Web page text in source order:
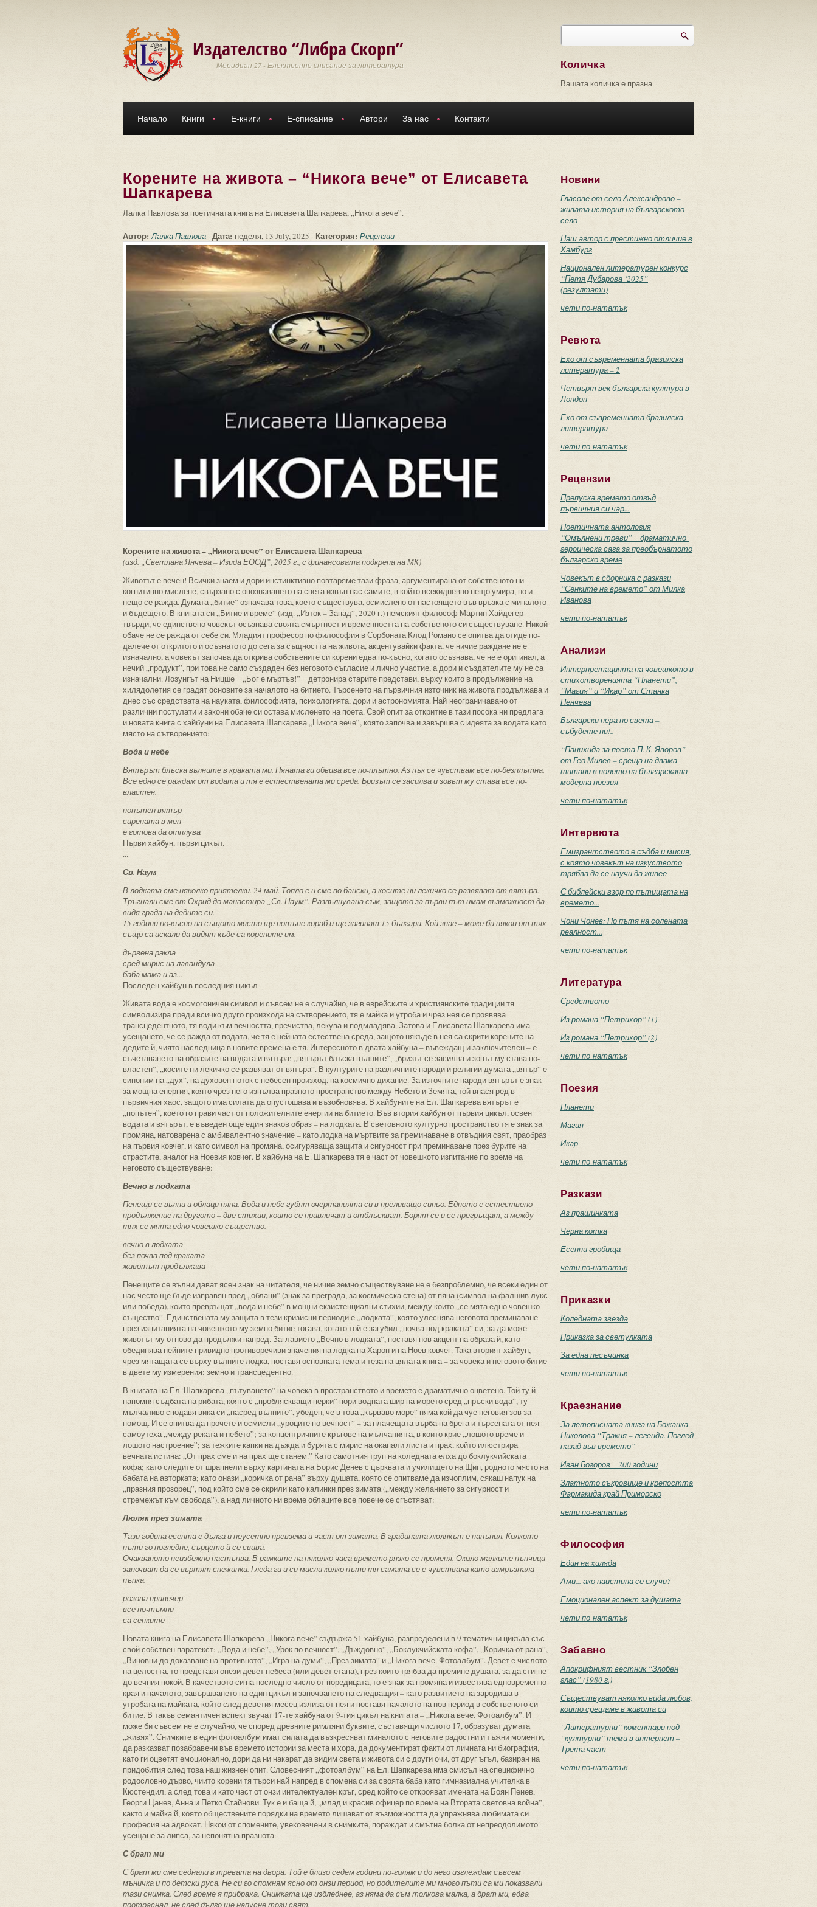
Издателство “Либра Скорп”
Меридиан 27 - Електронно списание за литература
Търси
Количка
Вашата количка е празна
Начало Книги Е-книги Е-списание Автори За нас Контакти
Корените на живота – “Никога вече” от Елисавета
Шапкарева
Лалка Павлова за поетичната книга на Елисавета Шапкарева, „Никога вече”.
Автор:Лалка Павлова Дата: неделя, 13 July, 2025 Категория: Рецензии
Корените на живота – „Никога вече” от Елисавета Шапкарева
(изд. „Светлана Янчева – Изида ЕООД”, 2025 г., с финансовата подкрепа на МК)
Животът е вечен! Всички знаем и дори инстинктивно повтаряме тази фраза, аргументирана от собственото ни
когнитивно мислене, свързано с опознаването на света извън нас самите, в който всекидневно нещо умира, но и
нещо се ражда. Думата „битие” означава това, което съществува, осмислено от настоящето във връзка с миналото
и бъдещето. В книгата си „Битие и време” (изд. „Изток – Запад”, 2020 г.) немският философ Мартин Хайдегер
твърди, че единствено човекът осъзнава своята смъртност и временността на собственото си съществуване. Никой
обаче не се ражда от себе си. Младият професор по философия в Сорбоната Клод Романо се опитва да отиде по-
далече от откритото и осъзнатото до сега за същността на живота, акцентувайки факта, че ничие раждане не е
изначално, а човекът започва да открива собствените си корени едва по-късно, когато осъзнава, че не е оригинал, а
нечий „продукт”, при това не само създаден без неговото съгласие и лично участие, а дори и създателите му не са
изначални. Лозунгът на Ницше – „Бог е мъртъв!” – детронира старите представи, върху които в продължение на
хилядолетия се градят основите за началото на битието. Търсенето на първичния източник на живота продължава и
днес със средствата на науката, философията, психологията, дори и астрономията. Най-неограничавано от
различни постулати и закони обаче си остава мисленето на поета. Свой опит за откритие в тази посока ни предлага
и новата книга с хайбуни на Елисавета Шапкарева „Никога вече”, която започва и завършва с идеята за водата като
място на сътворението:
Вода и небе
Вятърът блъска вълните в краката ми. Пяната ги обвива все по-плътно. Аз пък се чувствам все по-безплътна.
Все едно се раждам от водата и тя е естествената ми среда. Бризът се засилва и зовът му става все по-
властен.
попътен вятър
сирената в мен
е готова да отплува
Първи хайбун, първи цикъл.
...
Св. Наум
В лодката сме няколко приятелки. 24 май. Топло е и сме по бански, а косите ни лекичко се развяват от вятъра.
Тръгнали сме от Охрид до манастира „Св. Наум”. Развълнувана съм, защото за първи път имам възможност да
видя града на дедите си.
15 години по-късно на същото място ще потъне кораб и ще загинат 15 българи. Кой знае – може би някои от тях
също са искали да видят къде са корените им.
дървена ракла
сред мирис на лавандула
баба мама и аз...
Последен хайбун в последния цикъл
Живата вода е космогоничен символ и съвсем не е случайно, че в еврейските и християнските традиции тя
символизира преди всичко друго произхода на сътворението, тя е майка и утроба и чрез нея се проявява
трансцедентното, тя води към вечността, пречиства, лекува и подмладява. Затова и Елисавета Шапкарева има
усещането, че се ражда от водата, че тя е нейната естествена среда, защото някъде в нея са скрити корените на
дедите й, чиято наследница в новите времена е тя. Интересното в двата хайбуна – въвеждащ и заключителен – е
съчетаването на образите на водата и вятъра: „вятърът блъска вълните”, „бризът се засилва и зовът му става по-
властен”, „косите ни лекичко се развяват от вятъра”. В културите на различните народи и религии думата „вятър” е
синоним на „дух”, на духовен поток с небесен произход, на космично дихание. За източните народи вятърът е знак
за мощна енергия, която чрез него изпълва празното пространство между Небето и Земята, той внася ред в
първичния хаос, защото има силата да опустошава и възобновява. В хайбуните на Ел. Шапкарева вятърът е
„попътен”, което го прави част от положителните енергии на битието. Във втория хайбун от първия цикъл, освен
водата и вятърът, е въведен още един знаков образ – на лодката. В световното културно пространство тя е знак за
промяна, натоварена с амбивалентно значение – като лодка на мъртвите за преминаване в отвъдния свят, праобраз
на първия ковчег, и като символ на промяна, осигуряваща защита и сигурност при преминаване през бурите на
страстите, аналог на Ноевия ковчег. В хайбуна на Е. Шапкарева тя е част от човешкото изпитание по време на
неговото съществуване:
Вечно в лодката
Пенещи се вълни и облаци пяна. Вода и небе губят очертанията си в преливащо синьо. Едното е естествено
продължение на другото – две стихии, които се привличат и отблъскват. Борят се и се прегръщат, а между
тях се мята едно човешко същество.
вечно в лодката
без почва под краката
животът продължава
Пенещите се вълни дават ясен знак на читателя, че ничие земно съществуване не е безпроблемно, че всеки един от
нас често ще бъде изправян пред „облаци” (знак за преграда, за космическа стена) от пяна (символ на фалшив лукс
или победа), които превръщат „вода и небе” в мощни екзистенциални стихии, между които „се мята едно човешко
същество”. Единствената му защита в тези кризисни периоди е „лодката”, която улеснява неговото преминаване
през изпитанията на човешкото му земно битие тогава, когато той е загубил „почва под краката” си, за да може
животът му отново да продължи напред. Заглавието „Вечно в лодката”, поставя нов акцент на образа й, като
обединява нейните привидно противоречиви значения на лодка на Харон и на Ноев ковчег. Така вторият хайбун,
чрез мятащата се върху вълните лодка, поставя основната тема и теза на цялата книга – за човека и неговото битие
в двете му измерения: земно и трансцедентно.
В книгата на Ел. Шапкарева „пътуването” на човека в пространството и времето е драматично оцветено. Той ту й
напомня съдбата на рибата, която с „пробляскващи перки” пори водната шир на морето сред „пръски вода”, ту
мълчаливо сподавя вика си „насред вълните”, убеден, че в това „кърваво море” няма кой да чуе неговия зов за
помощ. И се опитва да прочете и осмисли „уроците по вечност” – за плачещата върба на брега и търсената от нея
самоутеха „между реката и небето”; за концентричните кръгове на мълчанията, в които крие „лошото време и
лошото настроение”; за тежките капки на дъжда и бурята с мирис на окапали листа и прах, който илюстрира
вечната истина: „От прах сме и на прах ще станем.” Като самотния труп на коледната елха до боклукчийската
кофа; като следите от шрапнели върху картината на Борис Денев с църквата и училището на Щип, родното място на
бабата на авторката; като онази „коричка от рана” върху душата, която се опитваме да изчоплим, сякаш напук на
„празния прозорец”, под който сме се скрили като калинки през зимата („между желанието за сигурност и
стремежът към свобода”), а над личното ни време облаците все повече се сгъстяват:
Люляк през зимата
Тази година есента е дълга и неусетно превзема и част от зимата. В градината люлякът е напъпил. Колкото
пъти го погледне, сърцето й се свива.
Очакваното неизбежно настъпва. В рамките на няколко часа времето рязко се променя. Около малките пъпчици
започват да се въртят снежинки. Гледа ги и си мисли колко пъти тя самата се е чувствала като измръзнала
пъпка.
розова привечер
все по-тъмни
са сенките
Новата книга на Елисавета Шапкарева „Никога вече” съдържа 51 хайбуна, разпределени в 9 тематични цикъла със
свой собствен паратекст: „Вода и небе”, „Урок по вечност”, „Дъждовно”, „Боклукчийската кофа”, „Коричка от рана”,
„Виновни до доказване на противното”, „Игра на думи”, „През зимата” и „Никога вече. Фотоалбум”. Девет е числото
на целостта, то представя онези девет небеса (или девет етапа), през които трябва да премине душата, за да стигне
до вечния покой. В качеството си на последно число от поредицата, то е знак за промяна и известява едновременно
края и началото, завършването на един цикъл и започването на следващия – като развитието на зародиша в
утробата на майката, който след деветия месец излиза от нея и поставя началото на нов период в собственото си
битие. В такъв семантичен аспект звучат 17-те хайбуна от 9-тия цикъл на книгата – „Никога вече. Фотоалбум”. И
може би съвсем не е случайно, че според древните римляни буквите, съставящи числото 17, образуват думата
„живях”. Снимките в един фотоалбум имат силата да възкресяват миналото с неговите радостни и тъжни моменти,
да разказват позабравени във времето истории за места и хора, да документират факти от личната ни биография,
като ги оцветят емоционално, дори да ни накарат да видим света и живота си с други очи, от друг ъгъл, базиран на
придобития след това наш жизнен опит. Словесният „фотоалбум” на Ел. Шапкарева има смисъл на специфично
родословно дърво, чиито корени тя търси най-напред в спомена си за своята баба като гимназиална учителка в
Кюстендил, а след това и като част от онзи интелектуален кръг, сред който се открояват имената на Боян Пенев,
Георги Цанев, Анна и Петко Стайнови. Тук е и баща й, „млад и красив офицер по време на Втората световна война”,
както и майка й, която обществените порядки на времето лишават от възможността да упражнява любимата си
професия на адвокат. Някои от спомените, увековечени в снимките, пораждат и смътна болка от непреодолимото
усещане за липса, за непонятна празнота:
С брат ми
С брат ми сме седнали в тревата на двора. Той е близо седем години по-голям и до него изглеждам съвсем
мъничка и по детски руса. Не си го спомням ясно от онзи период, но родителите ми много пъти са ми показвали
тази снимка. След време я прибраха. Снимката ще избледнее, аз няма да съм толкова малка, а брат ми, едва
поотраснал, не след дълго ще напусне този свят.
Новини
Гласове от село Александрово –
живата история на българското
село
Наш автор с престижно отличие в
Хамбург
Национален литературен конкурс
“Петя Дубарова ‘2025”
(резултати)
чети по-нататък
Ревюта
Ехо от съвременната бразилска
литература – 2
Четвърт век българска култура в
Лондон
Ехо от съвременната бразилска
литература
чети по-нататък
Рецензии
Препуска времето отвъд
първичния си чар...
Поетичната антология
“Омълнени треви” – драматично-
героическа сага за преобърнатото
българско време
Човекът в сборника с разкази
“Сенките на времето” от Милка
Иванова
чети по-нататък
Анализи
Интерпретацията на човешкото в
стихотворенията “Планети”,
“Магия” и “Икар” от Станка
Пенчева
Български пера по света –
събудете ни!..
“Панихида за поета П. К. Яворов”
от Гео Милев – среща на двама
титани в полето на българската
модерна поезия
чети по-нататък
Интервюта
Емигрантството е съдба и мисия,
с която човекът на изкуството
трябва да се научи да живее
С библейски взор по пътищата на
времето...
Чони Чонев: По пътя на солената
реалност...
чети по-нататък
Литература
Средството
Из романа “Петрихор” (1)
Из романа “Петрихор” (2)
чети по-нататък
Поезия
Планети
Магия
Икар
чети по-нататък
Разкази
Аз прашинката
Черна котка
Есенни гробища
чети по-нататък
Приказки
Коледната звезда
Приказка за светулката
За една песъчинка
чети по-нататък
Краезнание
За летописната книга на Божанка
Николова “Тракия – легенда. Поглед
назад във времето”
Иван Богоров – 200 години
Златното съкровище и крепостта
Фармакида край Приморско
чети по-нататък
Философия
Един на хиляда
Ами... ако наистина се случи?
Емоционален аспект за душата
чети по-нататък
Забавно
Апокрифният вестник “Злобен
глас” (1980 г.)
Съществуват няколко вида любов,
които срещаме в живота си
“Литературни” коментари под
“културни” теми в интернет –
Трета част
чети по-нататък